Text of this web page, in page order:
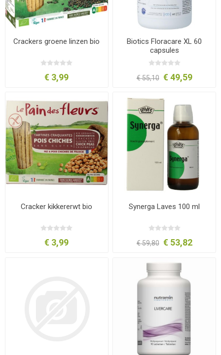
Crackers groene linzen bio
€ 3,99
Biotics Floracare XL 60
capsules
€ 55,10 € 49,59
Cracker kikkererwt bio
€ 3,99
Synerga Laves 100 ml
€ 59,80 € 53,82